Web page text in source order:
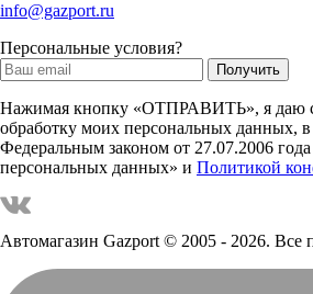
info@gazport.ru
Персональные условия?
Нажимая кнопку «ОТПРАВИТЬ», я даю
обработку моих персональных данных, в
Федеральным законом от 27.07.2006
персональных данных» и Политикой
Автомагазин Gazport© 2005 - 2026. Все